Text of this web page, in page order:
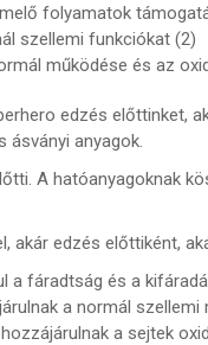
folyamatok
szellemi funkciókat (2)
működése és az
edzés előttinket,
ásványi anyagok.
A hatóanyagoknak
akár edzés előttiként,
a fáradtság és a
a normál
a sejtek